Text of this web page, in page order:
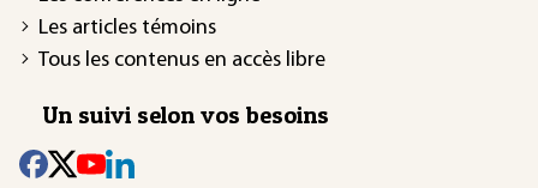
Les articles témoins
Tous les contenus en accès libre
Un suivi selon vos besoins